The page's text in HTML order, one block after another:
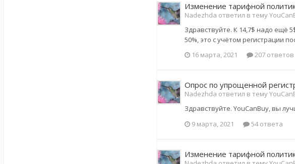
Изменение тарифной
Nadezhda ответил в тему
Здравствуйте. К 14,7$ надо ещё
50%, это с учётом регистрации
16 марта, 2021
207 ответов
Опрос по упрощенной
Nadezhda ответил в тему
Здравствуйте. YouCanBuy, вы
9 марта, 2021
54 ответа
Изменение тарифной